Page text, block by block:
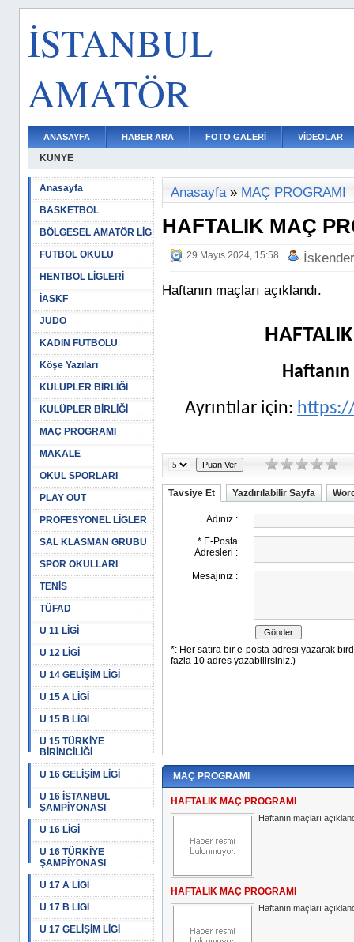
İSTANBUL
AMATÖR
ANASAYFA HABER ARA FOTO GALERİ VİDEOLAR
KÜNYE
Anasayfa
BASKETBOL
BÖLGESEL AMATÖR LİG
FUTBOL OKULU
HENTBOL LİGLERİ
İASKF
JUDO
KADIN FUTBOLU
Köşe Yazıları
KULÜPLER BİRLİĞİ
KULÜPLER BİRLİĞİ
MAÇ PROGRAMI
MAKALE
OKUL SPORLARI
PLAY OUT
PROFESYONEL LİGLER
SAL KLASMAN GRUBU
SPOR OKULLARI
TENİS
TÜFAD
U 11 LİGİ
U 12 LİGİ
U 14 GELİŞİM LİGİ
U 15 A LİGİ
U 15 B LİGİ
U 15 TÜRKİYE
BİRİNCİLİĞİ
U 16 GELİŞİM LİGİ
U 16 İSTANBUL
ŞAMPİYONASI
U 16 LİGİ
U 16 TÜRKİYE
ŞAMPİYONASI
U 17 A LİGİ
U 17 B LİGİ
U 17 GELİŞİM LİGİ
Anasayfa» MAÇ PROGRAMI
HAFTALIK MAÇ
29 Mayıs 2024, 15:58
Haftanın maçları açıklandı.
Haftanın
Ayrıntılar için:
Tavsiye Et Yazdırılabilir Sayfa
MAÇ PROGRAMI
HAFTALIK MAÇ PROGRAMI
Haftanın maçları
HAFTALIK MAÇ PROGRAMI
Haftanın maçları